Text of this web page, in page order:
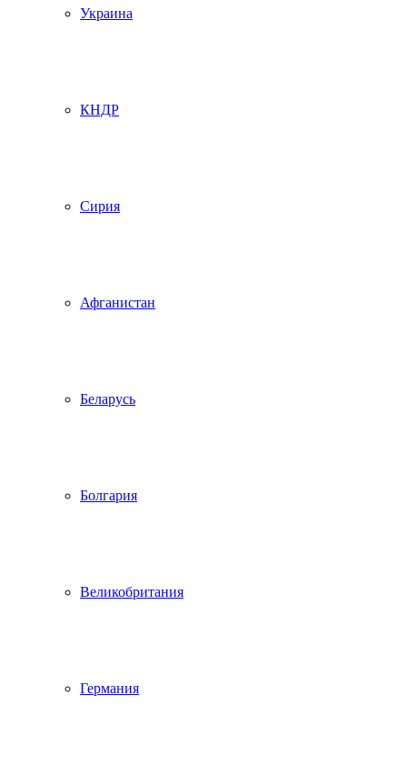
Украина
КНДР
Сирия
Афганистан
Беларусь
Болгария
Великобритания
Германия